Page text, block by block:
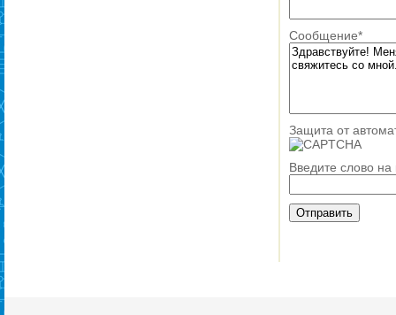
Сообщение*
Защита от
Введите слово на